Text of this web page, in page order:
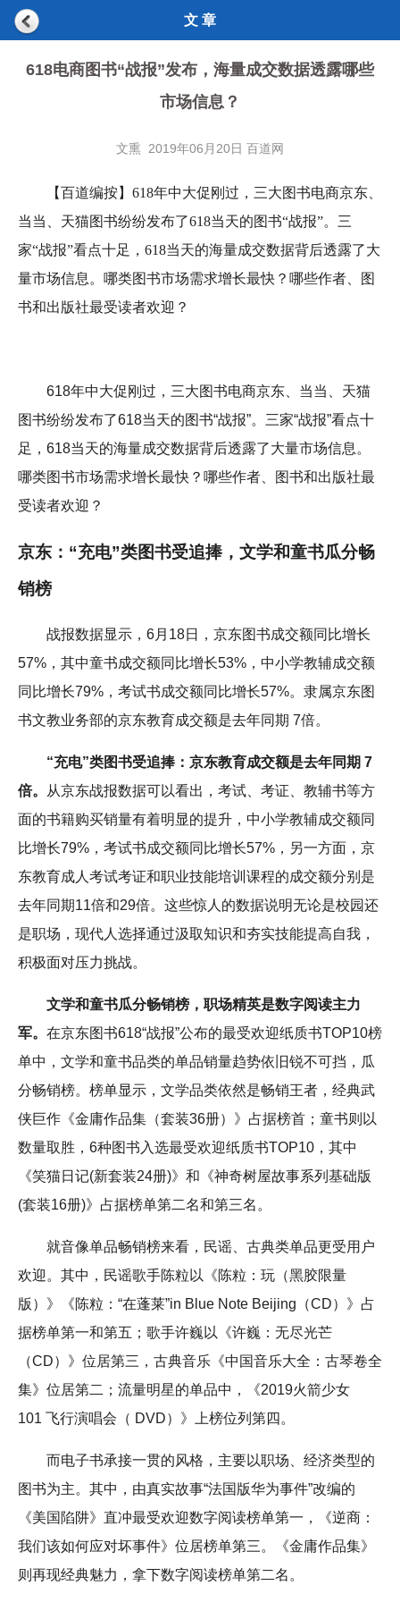
文 章
618电商图书“战报”发布，海量成交数据透露哪些
市场信息？
文熏 2019年06月20日 百道网
【百道编按】 618年中大促刚过，三大图书电商京东、
当当、天猫图书纷纷发布了618当天的图书“战报”。三
家“战报”看点十足，618当天的海量成交数据背后透露了大
量市场信息。哪类图书市场需求增长最快？哪些作者、图
书和出版社最受读者欢迎？
618年中大促刚过，三大图书电商京东、当当、天猫
图书纷纷发布了618当天的图书“战报”。三家“战报”看点十
足，618当天的海量成交数据背后透露了大量市场信息。
哪类图书市场需求增长最快？哪些作者、图书和出版社最
受读者欢迎？
京东：“充电”类图书受追捧，文学和童书瓜分畅
销榜
战报数据显示，6月18日，京东图书成交额同比增长
57%，其中童书成交额同比增长53%，中小学教辅成交额
同比增长79%，考试书成交额同比增长57%。隶属京东图
书文教业务部的京东教育成交额是去年同期 7倍。
“充电”类图书受追捧：京东教育成交额是去年同期 7
倍。
从京东战报数据可以看出，考试、考证、教辅书等方
面的书籍购买销量有着明显的提升，中小学教辅成交额同
比增长79%，考试书成交额同比增长57%，另一方面，京
东教育成人考试考证和职业技能培训课程的成交额分别是
去年同期11倍和29倍。这些惊人的数据说明无论是校园还
是职场，现代人选择通过汲取知识和夯实技能提高自我，
积极面对压力挑战。
文学和童书瓜分畅销榜，职场精英是数字阅读主力
军。 在京东图书618“战报”公布的最受欢迎纸质书TOP10榜
单中，文学和童书品类的单品销量趋势依旧锐不可挡，瓜
分畅销榜。榜单显示，文学品类依然是畅销王者，经典武
侠巨作《金庸作品集（套装36册）》占据榜首；童书则以
数量取胜，6种图书入选最受欢迎纸质书TOP10，其中
《笑猫日记(新套装24册)》和《神奇树屋故事系列基础版
(套装16册)》占据榜单第二名和第三名。
就音像单品畅销榜来看，民谣、古典类单品更受用户
欢迎。其中，民谣歌手陈粒以《陈粒：玩（黑胶限量
版）》《陈粒：“在蓬莱”in Blue Note Beijing（CD）》占
据榜单第一和第五；歌手许巍以《许巍：无尽光芒
（CD）》位居第三，古典音乐《中国音乐大全：古琴卷全
集》位居第二；流量明星的单品中，《2019火箭少女
101 飞行演唱会（ DVD）》上榜位列第四。
而电子书承接一贯的风格，主要以职场、经济类型的
图书为主。其中，由真实故事“法国版华为事件”改编的
《美国陷阱》直冲最受欢迎数字阅读榜单第一，《逆商：
我们该如何应对坏事件》位居榜单第三。《金庸作品集》
则再现经典魅力，拿下数字阅读榜单第二名。